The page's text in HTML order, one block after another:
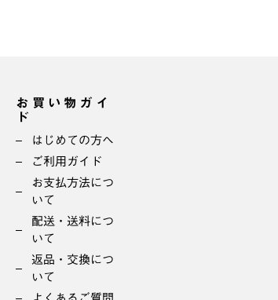
お買い物ガイ
ド
はじめての方へ
ご利用ガイド
お支払方法につ
いて
配送・送料につ
いて
返品・交換につ
いて